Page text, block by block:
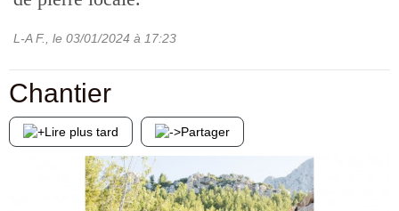
L-A F. , le 03/01/2024 à 17:23
Chantier
Lire plus tard Partager